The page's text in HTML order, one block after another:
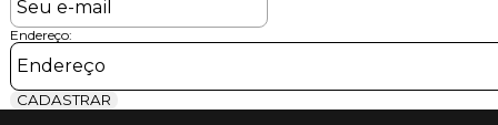
Endereço:
CADASTRAR